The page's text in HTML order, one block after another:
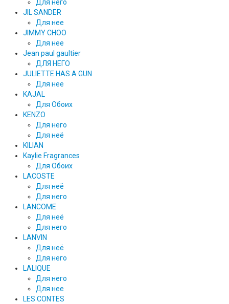
Для него
JIL SANDER
Для нее
JIMMY CHOO
Для нее
Jean paul gaultier
ДЛЯ НЕГО
JULIETTE HAS A GUN
Для нее
KAJAL
Для Обоих
KENZO
Для него
Для неё
KILIAN
Kaylie Fragrances
Для Обоих
LACOSTE
Для неё
Для него
LANCOME
Для неё
Для него
LANVIN
Для неё
Для него
LALIQUE
Для него
Для нее
LES CONTES